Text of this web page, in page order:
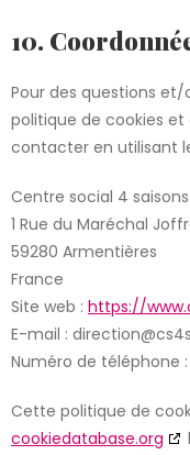
10.
Pour des questions
politique de cookies
contacter en utilisant
Centre social 4 saisons
1 Rue du Maréchal
59280 Armentières
France
Site web : https://
E-mail : direction@
Numéro de téléphone
Cette politique de
cookiedatabase.org